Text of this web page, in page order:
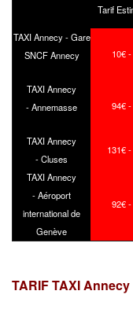
Tarif
TAXI Annecy - Gare
SNCF Annecy
10€
TAXI Annecy
- Annemasse
94€
TAXI Annecy
- Cluses
131€
TAXI Annecy
- Aéroport
international de
Genève
92€
TARIF TAXI Annecy